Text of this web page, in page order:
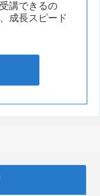
講できるの
成長スピード